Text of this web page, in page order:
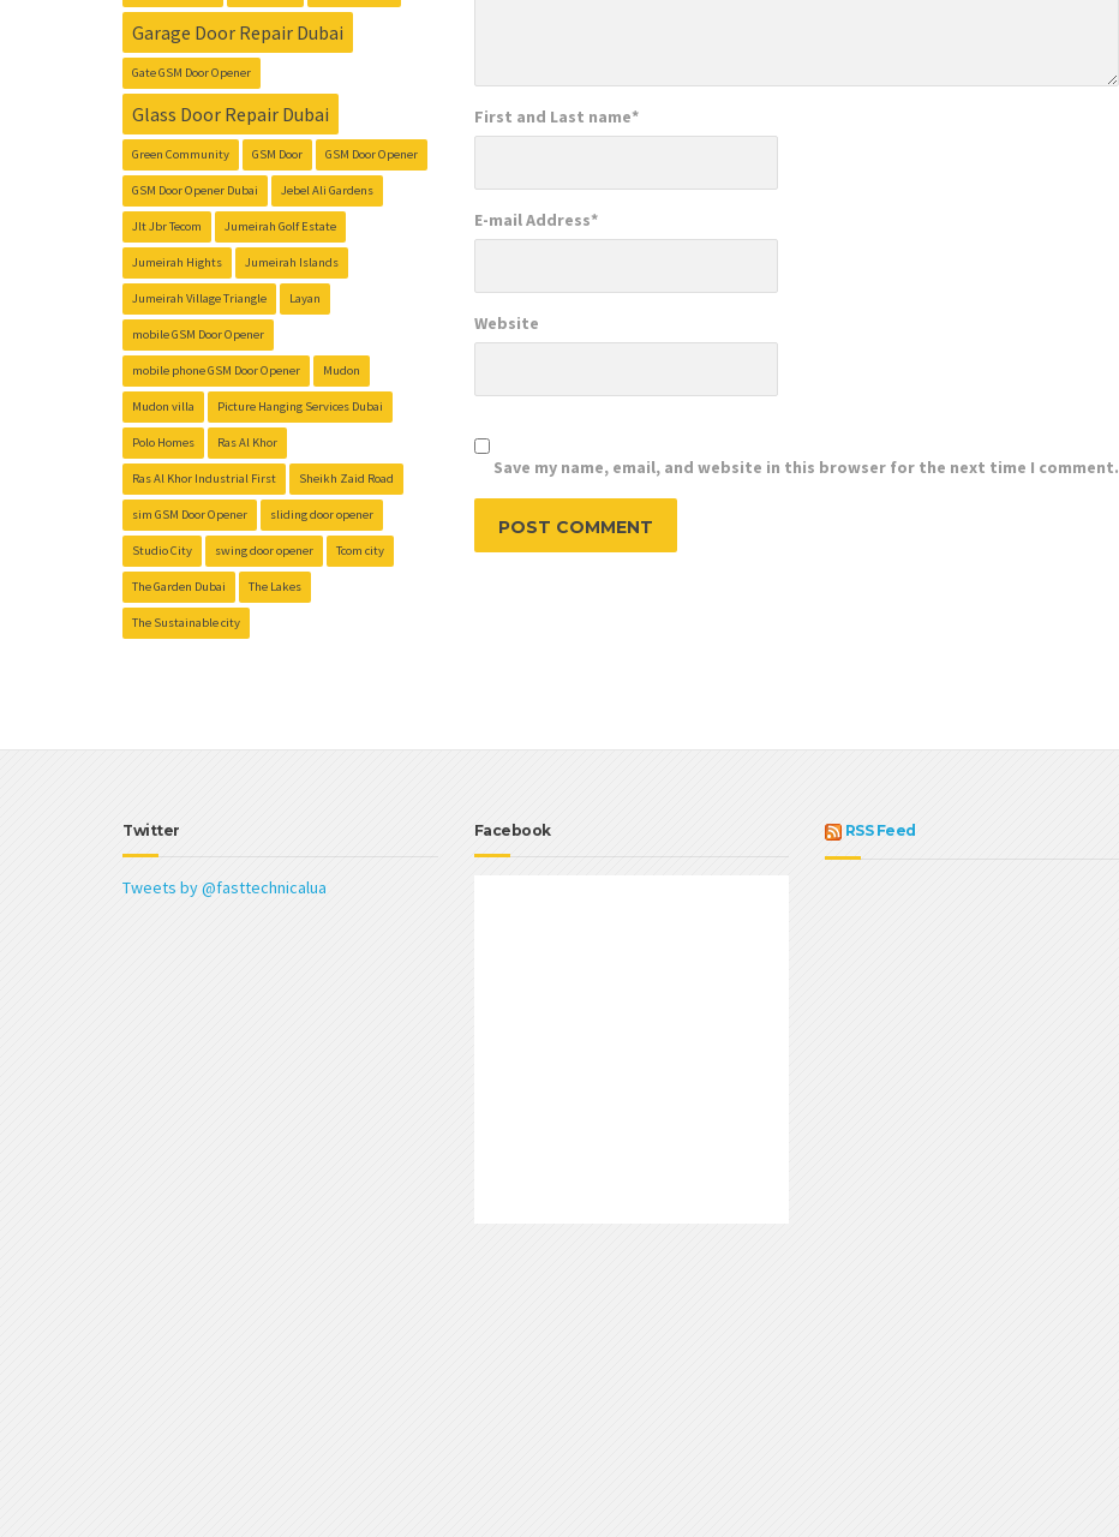
First and Last name*
E-mail Address*
Website
Save my name, email, and website in this browser for the next time I comment.
Garage Door Repair Dubai
Gate GSM Door Opener
Glass Door Repair Dubai
Green Community GSM Door GSM Door Opener
GSM Door Opener Dubai Jebel Ali Gardens
Jlt Jbr Tecom Jumeirah Golf Estate
Jumeirah Hights Jumeirah Islands
Jumeirah Village Triangle Layan
mobile GSM Door Opener
mobile phone GSM Door Opener Mudon
Mudon villa Picture Hanging Services Dubai
Polo Homes Ras Al Khor
Ras Al Khor Industrial First Sheikh Zaid Road
sim GSM Door Opener sliding door opener
Studio City swing door opener Tcom city
The Garden Dubai The Lakes
The Sustainable city
Twitter
Tweets by @fasttechnicalua
Facebook RSS Feed